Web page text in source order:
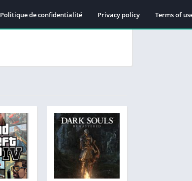
Politique de confidentialité Privacy policy Terms of